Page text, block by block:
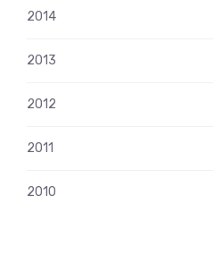
2014
2013
2012
2011
2010